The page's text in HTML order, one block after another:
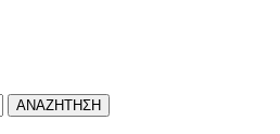
ΑΝΑΖΗΤΗΣΗ